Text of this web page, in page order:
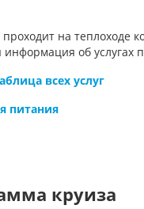
проходит на теплоходе
информация об услугах
всех услуг
питания
круиза